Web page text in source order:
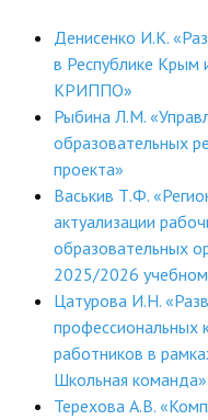
В ПОМОЩЬ УЧИТЕЛЮ
Организация УВП
ГИА
Советуем прочитать
Готовимся к новому
ДПО
Профессиональная
Денисенко И.К.
в Республике
КРИППО»
Рыбина Л.М.
образовательных
проекта»
Васькив Т.Ф.
актуализации
образовательных
2025/2026 учебном
Цатурова И.Н.
профессиональных
работников в
Школьная
Терехова А.В.